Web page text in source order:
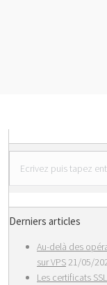
Derniers articles
Au-delà des
sur VPS21/05/
Les certificats